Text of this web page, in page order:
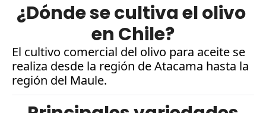
¿Dónde se cultiva el olivo
en Chile?
El cultivo comercial del olivo para aceite se
realiza desde la región de Atacama hasta la
región del Maule.